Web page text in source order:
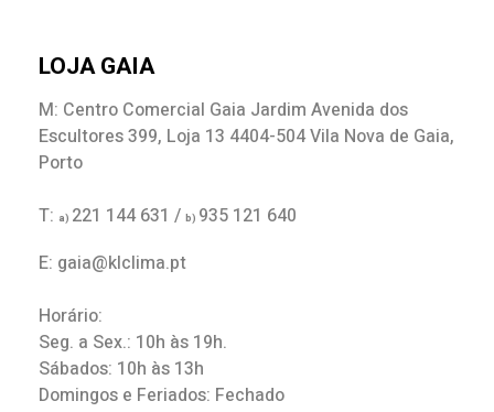
LOJA GAIA
M: Centro Comercial Gaia Jardim Avenida dos
Escultores 399, Loja 13 4404-504 Vila Nova de Gaia,
Porto
T: a) 221 144 631 / b) 935 121 640
E: gaia@klclima.pt
Horário:
Seg. a Sex.: 10h às 19h.
Sábados: 10h às 13h
Domingos e Feriados: Fechado